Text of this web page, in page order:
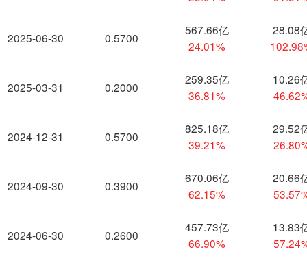
2025-06-30
2025-03-31
2024-12-31
2024-09-30
2024-06-30
0.5700
567.66亿
24.01%
28.08
0.2000
259.35亿
36.81%
10.26
0.5700
825.18亿
39.21%
29.52
0.3900
670.06亿
62.15%
20.66
0.2600
457.73亿
66.90%
13.83